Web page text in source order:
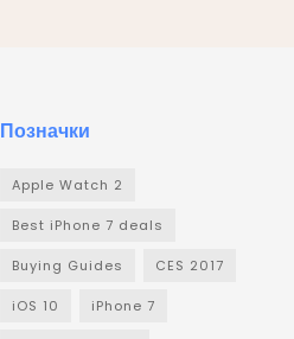
Позначки
Apple Watch 2
Best iPhone 7 deals
Buying Guides CES 2017
iOS 10 iPhone 7